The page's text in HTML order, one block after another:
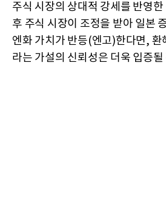
주식 시장의 상대적 강세를 반영
후 주식 시장이 조정을 받아 일본
엔화 가치가 반등(엔고)한다면, 환
라는 가설의 신뢰성은 더욱 입증